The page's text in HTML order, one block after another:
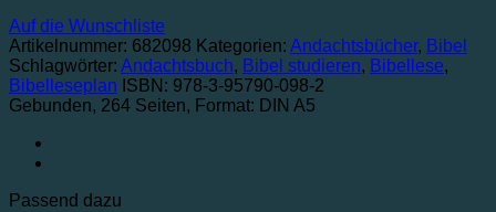
Auf die Wunschliste
Artikelnummer: 682098 Kategorien: Andachtsbücher, Bibel
Schlagwörter: Andachtsbuch, Bibel studieren, Bibellese,
Bibelleseplan ISBN: 978-3-95790-098-2
Gebunden, 264 Seiten, Format: DIN A5
Passend dazu